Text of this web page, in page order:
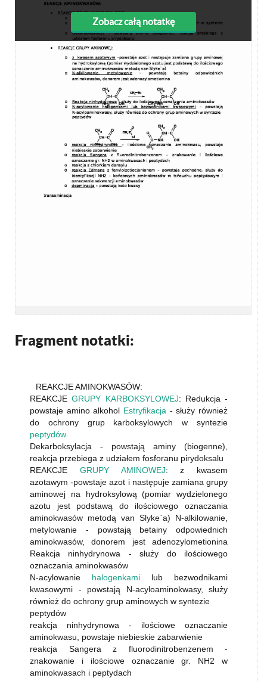
Zobacz całą notatkę
Fragment notatki:
REAKCJE AMINOKWASÓW:
REAKCJEGRUPY KARBOKSYLOWEJ: Redukcja -
powstaje amino alkohol Estryfikacja - służy również
do ochrony grup karboksylowych w syntezie
peptydów
Dekarboksylacja - powstają aminy (biogenne),
reakcja przebiega z udziałem fosforanu pirydoksalu
REAKCJE GRUPY AMINOWEJ: z kwasem
azotawym -powstaje azot i następuje zamiana grupy
aminowej na hydroksylową (pomiar wydzielonego
azotu jest podstawą do ilościowego oznaczania
aminokwasów metodą van Slyke`a) N-alkilowanie,
metylowanie - powstają betainy odpowiednich
aminokwasów, donorem jest adenozylometionina
Reakcja ninhydrynowa - służy do ilościowego
oznaczania aminokwasów
N-acylowanie halogenkami lub bezwodnikami
kwasowymi - powstają N-acyloaminokwasy, służy
również do ochrony grup aminowych w syntezie
peptydów
reakcja ninhydrynowa - ilościowe oznaczanie
aminokwasu, powstaje niebieskie zabarwienie
reakcja Sangera z fluorodinitrobenzenem -
znakowanie i ilościowe oznaczanie gr. NH2 w
aminokwasach i peptydach